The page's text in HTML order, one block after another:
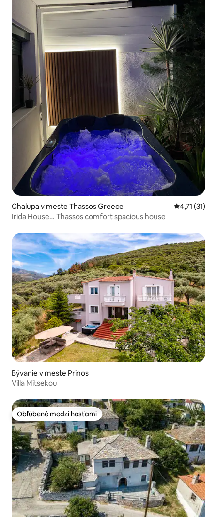
Chalupa v meste Thassos Greece Priemerné
4,71 (31)
Irida House… Thassos comfort spacious house
Bývanie v meste Prinos
Villa Mitsekou
Obľúbené medzi hosťami
Obľúbené medzi hosťami